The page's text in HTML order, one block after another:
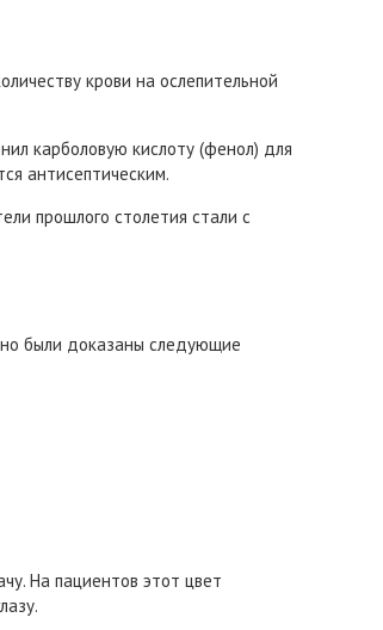
крови на ослепительной
карболовую кислоту (фенол) для
антисептическим.
прошлого столетия стали с
были доказаны следующие
На пациентов этот цвет